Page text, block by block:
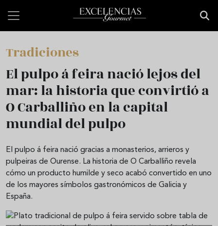
Tradiciones
El pulpo á feira nació lejos del
mar: la historia que convirtió a
O Carballiño en la capital
mundial del pulpo
El pulpo á feira nació gracias a monasterios, arrieros y
pulpeiras de Ourense. La historia de O Carballiño revela
cómo un producto humilde y seco acabó convertido en uno
de los mayores símbolos gastronómicos de Galicia y
España.